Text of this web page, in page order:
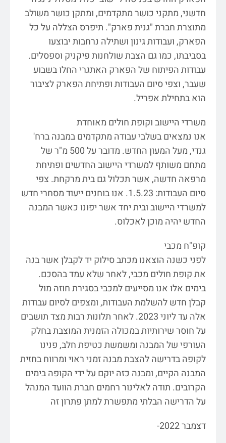
חדשני, מתקני כושר מתקדמים, ומתקן כושר משולב
מתוצרת חברת "גנית פארק". תיפרס הצללה על כל
הפארק, ועבודות גינון ושתילה נרחבות יבוצעו
בסביבתו, כמו גם הצבת שולחנות פיקניק וספסלים.
עבודות הפיתוח של הפארק האתגרי החלו בשבוע
שעבר, וצפי סיום העבודות ופתיחת הפארק לציבור
הוא בתחילת אפריל.
משרדי היישוב וקופת חולים מאוחדת
אנו נמצאים בשלבי עבודה מתקדמים במבנה ברח'
גנדי, מעל המעון החדש. מדובר על 500 מ"ר של
מתחם משותף למשרדי היישוב החדשים ופתיחת
מרפאה חדשה, אשר תכלול גם בית מרקחת. צפי
סיום העבודות: 1.5.23. אנו בוחנים ייעוד מסחרי חדש
למשרדי היישוב ובית יחד אשר יפונו כאשר המבנה
החדש יהיה מוכן לאכלוס.
קופ"ח מכבי
לפני כשנה הוצאנו מכתב סילוק יד לקבלן אשר בנה
את קופת חולים מכבי, לאחר שלא עמד בהסכם.
בימים אלו אנו מסייעים למכבי בסגירת חוזה מול
קבלן חדש להשלמת העבודות, ומצפים לסיום עבודות
אלה עד ליוני 2023. לאחר תלונות רבות מצד תושבים
על חוסר שירותיות במכולה הזמנית המוצבת בחלק
העורפי של המבנה ומשמשת כטיפת חלב, פנינו
לקופה בדרישה להצבת מבנה זמני ראוי ומרווח בחזית
המבנה הקיים, ומבנה כזה יוקם על ידי הקופה בימים
הקרובים. תודה לאלינור רחמים חברת הוועד המנהל
על הדרישה הבלתי מתפשרת למתן פתרון זה
דצמבר 2022-